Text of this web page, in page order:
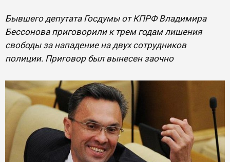
​Бывшего депутата Госдумы от КПРФ Владимира
Бессонова приговорили к трем годам лишения
свободы за нападение на двух сотрудников
полиции. Приговор был вынесен заочно